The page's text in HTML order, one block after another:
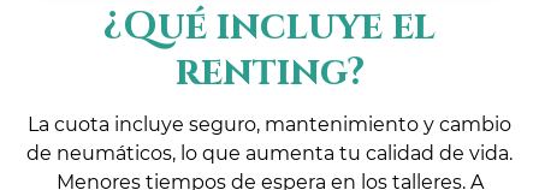
¿Qué incluye el
renting?
La cuota incluye seguro, mantenimiento y cambio
de neumáticos, lo que aumenta tu calidad de vida.
Menores tiempos de espera en los talleres. A